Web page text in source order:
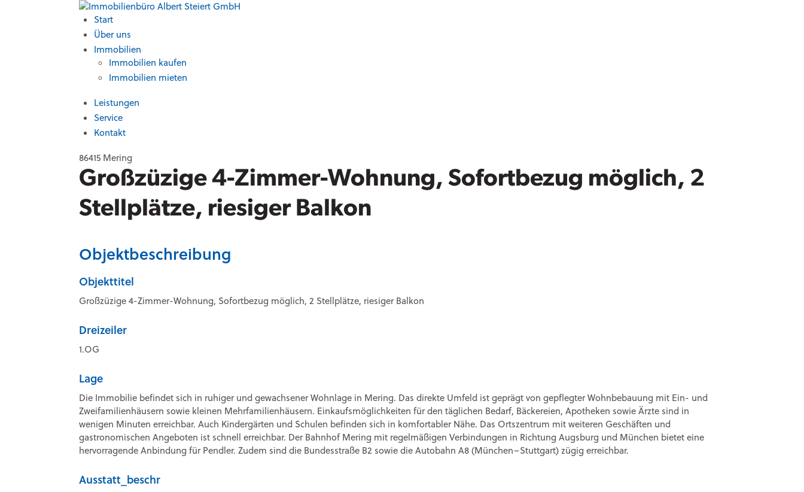
Start
Über uns
Immobilien
Immobilien kaufen
Immobilien mieten
Leistungen
Service
Kontakt
86415 Mering
Großzüzige 4-Zimmer-Wohnung, Sofortbezug möglich, 2
Stellplätze, riesiger Balkon
Objektbeschreibung
Objekttitel
Großzüzige 4-Zimmer-Wohnung, Sofortbezug möglich, 2 Stellplätze, riesiger Balkon
Dreizeiler
1.OG
Lage
Die Immobilie befindet sich in ruhiger und gewachsener Wohnlage in Mering. Das direkte Umfeld ist geprägt von gepflegter Wohnbebauung mit Ein- und
Zweifamilienhäusern sowie kleinen Mehrfamilienhäusern. Einkaufsmöglichkeiten für den täglichen Bedarf, Bäckereien, Apotheken sowie Ärzte sind in
wenigen Minuten erreichbar. Auch Kindergärten und Schulen befinden sich in komfortabler Nähe. Das Ortszentrum mit weiteren Geschäften und
gastronomischen Angeboten ist schnell erreichbar. Der Bahnhof Mering mit regelmäßigen Verbindungen in Richtung Augsburg und München bietet eine
hervorragende Anbindung für Pendler. Zudem sind die Bundesstraße B2 sowie die Autobahn A8 (München–Stuttgart) zügig erreichbar.
Ausstatt_beschr